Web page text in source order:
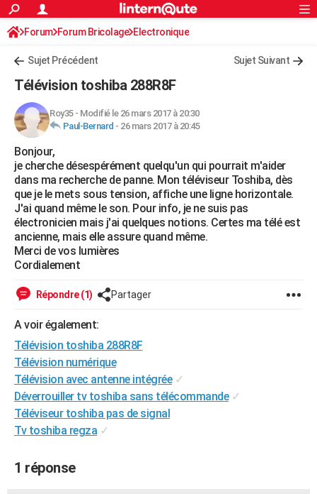
ACTUALITÉS
Politique
Société
Faits Divers
Education
Monde
Villes
+
FINANCE
Retraite
Impôts
Epargne
Immobilier
Risques naturels par ville
Banque
Assurance
Crédit
AUTO
Essais
Réserver un essai
Citadines
Berlines
SUV
Forum auto
+HIGH-TECH
Mobiles
Meilleur smartphone
Internet
Ordinateurs
Jeux vidéo
Guide high-tech
+BRICOLAGE
Forum
Aménagement intérieur
Extérieur
Cuisine
Salle de bains
Jardinage
Rangement
WEEK-END
Guides de France
Escapades
Patrimoine
Expositions
Musées
Week-end nature
+LIFESTYLE
Alimentation
Guide de la santé
Maladies
Médicaments
Sommeil
Destinations
City break
Voyage nature
Voyage de noces
Forum
Climat
+
GUIDES D'ACHAT
BONS PLANS
CARTE DE VOEUX
Dictionnaire
Biographies
Citations
Expressions
Proverbes
PROGRAMME TV
S'inscrire
Connexion
Forum Forum Bricolage Electronique
Sujet Précédent Sujet Suivant
Télévision toshiba 288R8F
Roy35- Modifié le 26 mars 2017 à 20:30
Paul-Bernard - 26 mars 2017 à 20:45
Bonjour,
je cherche désespérément quelqu'un qui pourrait m'aider
dans ma recherche de panne. Mon téléviseur Toshiba, dès
que je le mets sous tension, affiche une ligne horizontale.
J'ai quand même le son. Pour info, je ne suis pas
électronicien mais j'ai quelques notions. Certes ma télé est
ancienne, mais elle assure quand même.
Merci de vos lumières
Cordialement
Répondre (1) Partager
A voir également:
Télévision toshiba 288R8F
Télévision numérique
Télévision avec antenne intégrée ✓
Déverrouiller tv toshiba sans télécommande ✓
Téléviseur toshiba pas de signal
Tv toshiba regza ✓
1 réponse